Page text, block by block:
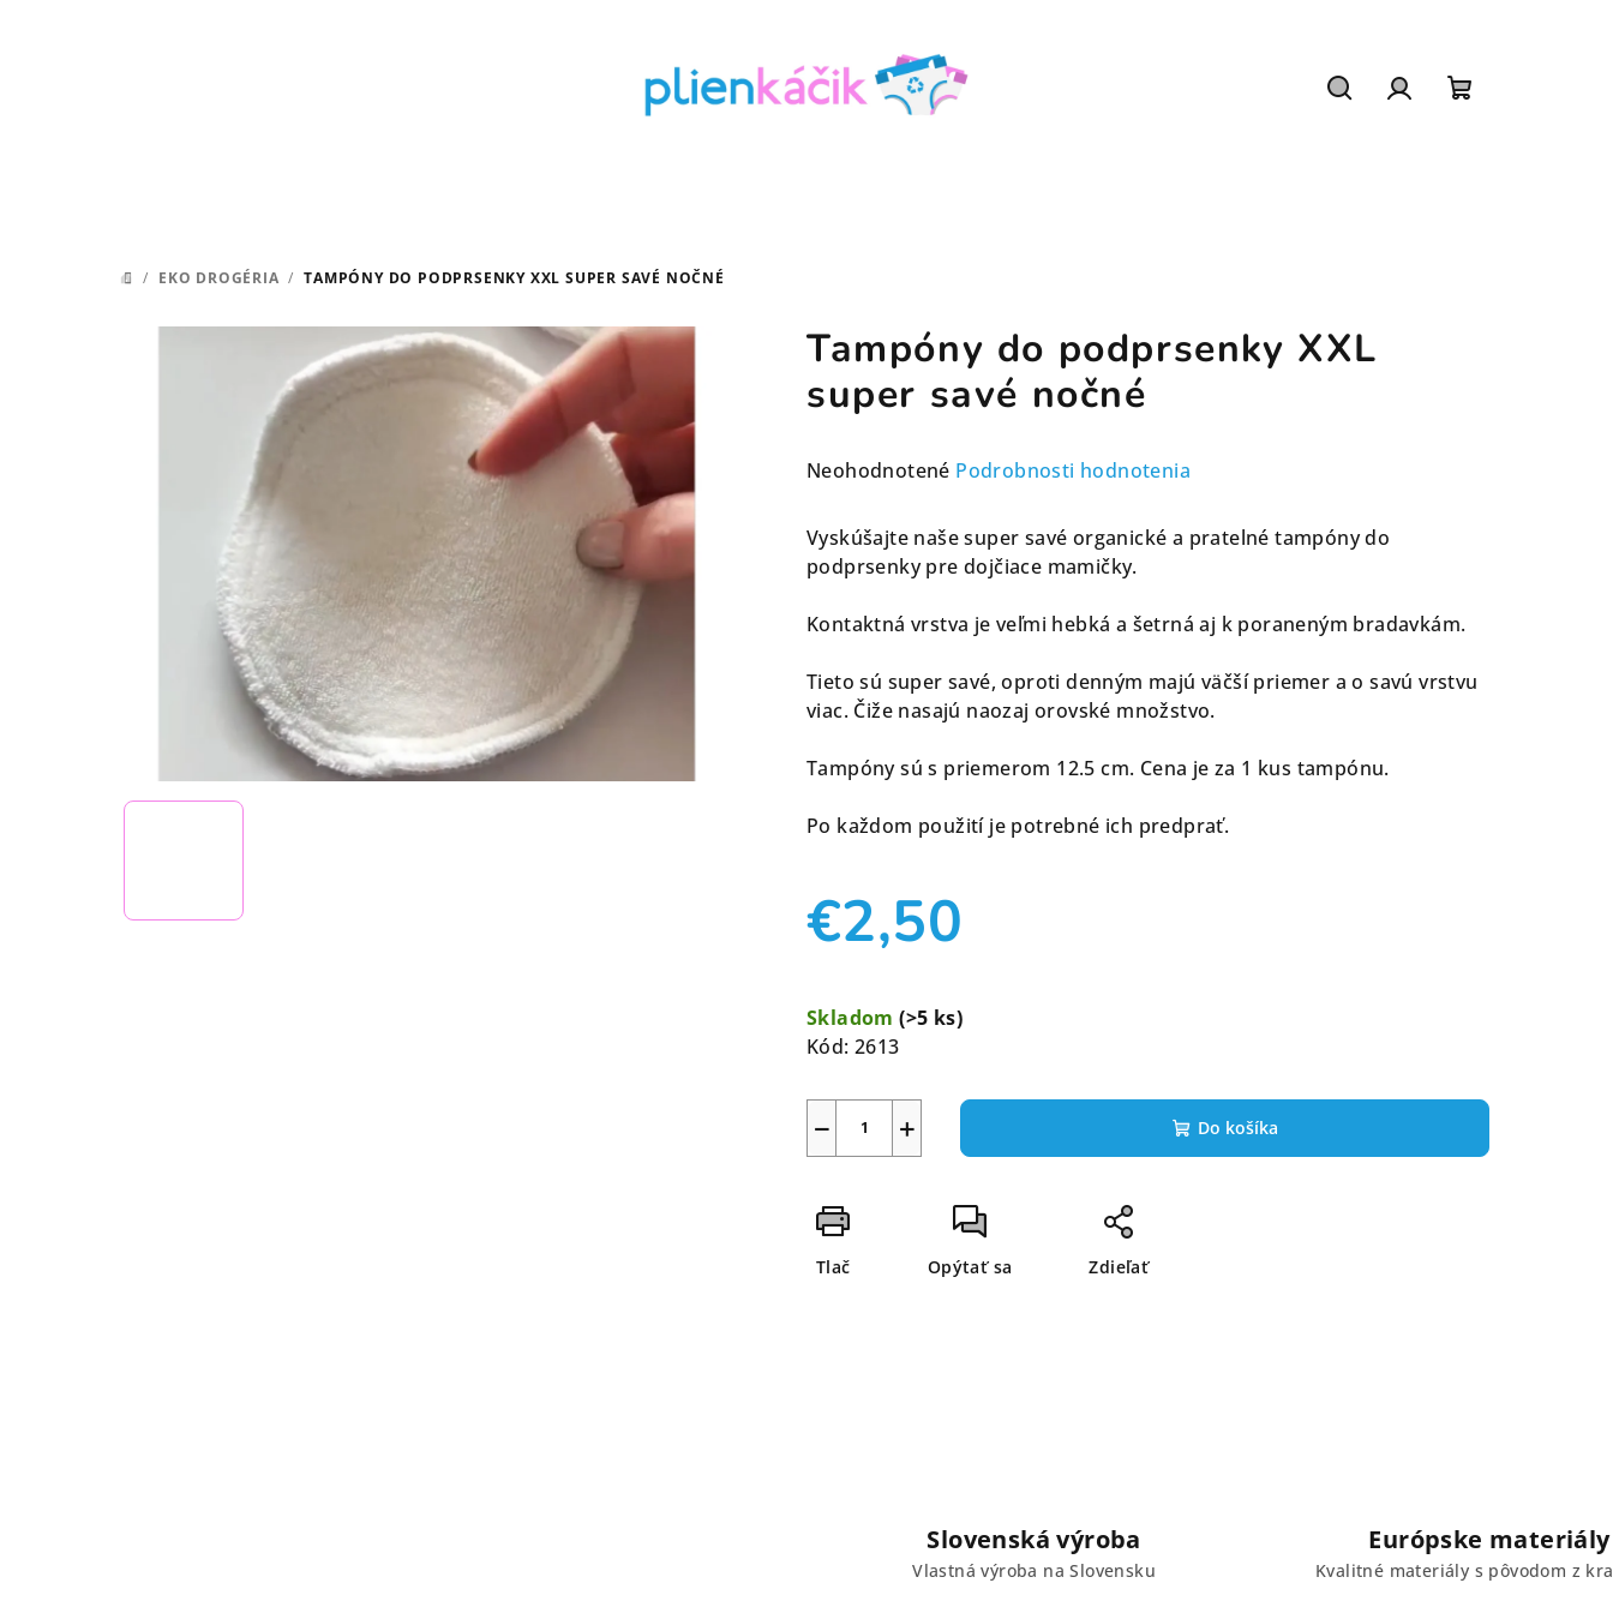
DOMOV
/ EKO DROGÉRIA / TAMPÓNY DO PODPRSENKY XXL SUPER SAVÉ NOČNÉ
Tampóny do podprsenky XXL
super savé nočné
Priemerné
produktu
je
0,0
z
hviezdičiek.
Neohodnotené Podrobnosti hodnotenia
Vyskúšajte naše super savé organické a pratelné tampóny do
podprsenky pre dojčiace mamičky.
Kontaktná vrstva je veľmi hebká a šetrná aj k poraneným bradavkám.
Tieto sú super savé, oproti denným majú väčší priemer a o savú vrstvu
viac. Čiže nasajú naozaj orovské množstvo.
Tampóny sú s priemerom 12.5 cm. Cena je za 1 kus tampónu.
Po každom použití je potrebné ich predprať.
€2,50
cena:
Skladom(>5 ks)
Kód: 2613
+
− Do košíka
Tlač Opýtať sa Zdieľať
Slovenská výroba
Vlastná výroba na Slovensku
Európske materiály
Kvalitné materiály s pôvodom z